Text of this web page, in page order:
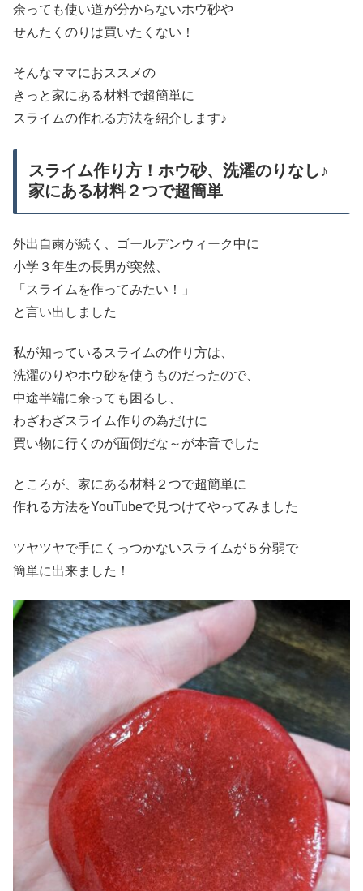
余っても使い道が分からないホウ砂や
せんたくのりは買いたくない！
そんなママにおススメの
きっと家にある材料で超簡単に
スライムの作れる方法を紹介します♪
スライム作り方！ホウ砂、洗濯のりなし♪
家にある材料２つで超簡単
外出自粛が続く、ゴールデンウィーク中に
小学３年生の長男が突然、
「スライムを作ってみたい！」
と言い出しました
私が知っているスライムの作り方は、
洗濯のりやホウ砂を使うものだったので、
中途半端に余っても困るし、
わざわざスライム作りの為だけに
買い物に行くのが面倒だな～が本音でした
ところが、家にある材料２つで超簡単に
作れる方法をYouTubeで見つけてやってみました
ツヤツヤで手にくっつかないスライムが５分弱で
簡単に出来ました！